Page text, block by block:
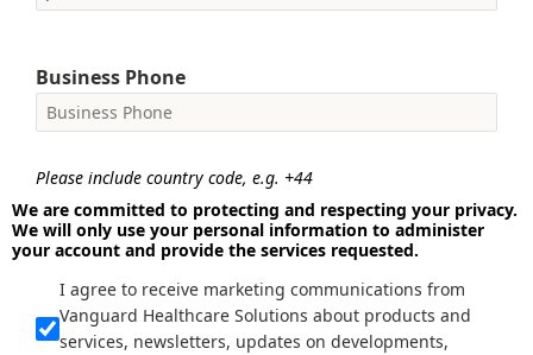
Business Phone
Please include country code, e.g. +44
We are committed to protecting and respecting your privacy.
We will only use your personal information to administer
your account and provide the services requested.
I agree to receive marketing communications from
Vanguard Healthcare Solutions about products and
services, newsletters, updates on developments,